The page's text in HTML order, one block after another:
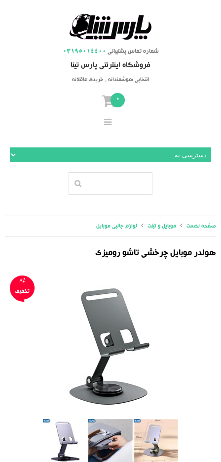
03195014400 شماره تماس پشتیبانی
فروشگاه اینترنتی پارس تینا
انتخابی هوشمندانه ، خریدی عاقلانه
0
صفحه نخست موبایل و تبلت لوازم جانبی موبایل
هولدر موبایل چرخشی تاشو رومیزی
8%
تخفیف